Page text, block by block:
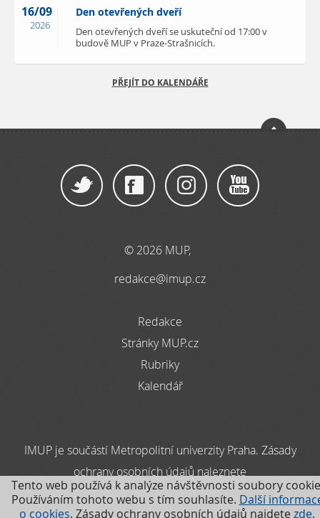
16/09
2026
Den otevřených dveří
Den otevřených dveří se uskuteční od 17:00 v
budově MUP v Praze-Strašnicích.
PŘEJÍT DO KALENDÁŘE
© 2026 MUP,
redakce@imup.cz
Redakce
Stránky MUP.cz
Rubriky
Kalendář
IMUP je součástí Metropolitní univerzity Praha. Zásady
ochrany osobních údajů naleznete
zde
.
Tento web používá k analýze návštěvnosti soubory
Používáním tohoto webu s tím souhlasíte. Další
o cookies. Zásady ochrany osobních údajů najdetezde.